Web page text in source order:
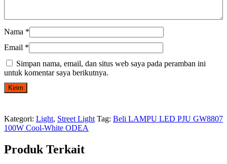
Nama *
Email *
Simpan nama, email, dan situs web saya pada peramban ini
untuk komentar saya berikutnya.
Kategori: Light, Street Light Tag: Beli LAMPU LED PJU GW8807
100W Cool-White ODEA
Produk Terkait